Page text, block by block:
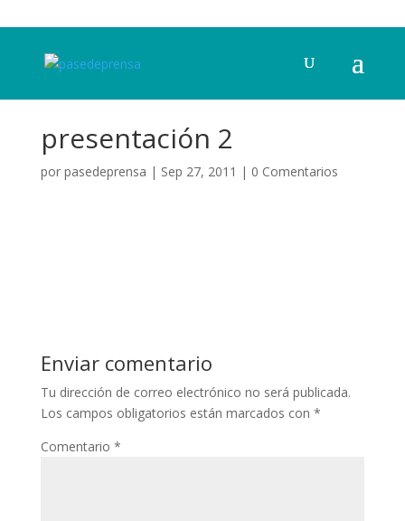
presentación 2
por pasedeprensa | Sep 27, 2011 | 0 Comentarios
Enviar comentario
Tu dirección de correo electrónico no será publicada.
Los campos obligatorios están marcados con *
Comentario *